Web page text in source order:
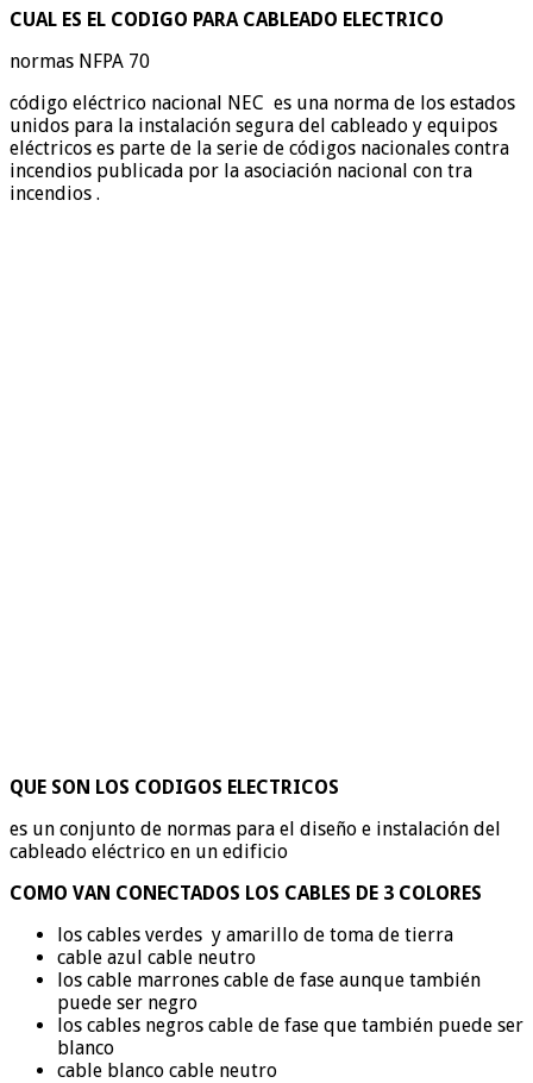
CUAL ES EL CODIGO PARA CABLEADO ELECTRICO
normas NFPA 70
código eléctrico nacional NEC es una norma de los estados
unidos para la instalación segura del cableado y equipos
eléctricos es parte de la serie de códigos nacionales contra
incendios publicada por la asociación nacional con tra
incendios .
QUE SON LOS CODIGOS ELECTRICOS
es un conjunto de normas para el diseño e instalación del
cableado eléctrico en un edificio
COMO VAN CONECTADOS LOS CABLES DE 3 COLORES
los cables verdes y amarillo de toma de tierra
cable azul cable neutro
los cable marrones cable de fase aunque también
puede ser negro
los cables negros cable de fase que también puede ser
blanco
cable blanco cable neutro